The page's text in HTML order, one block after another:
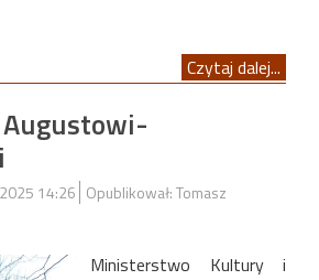
Czytaj dalej...
14:26 Opublikował: Tomasz
Ministerstwo Kultury i